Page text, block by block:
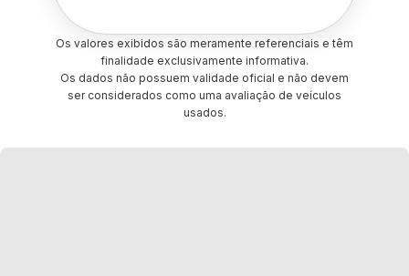
Os valores exibidos são meramente referenciais e têm
finalidade exclusivamente informativa.
Os dados não possuem validade oficial e não devem
ser considerados como uma avaliação de veículos
usados.